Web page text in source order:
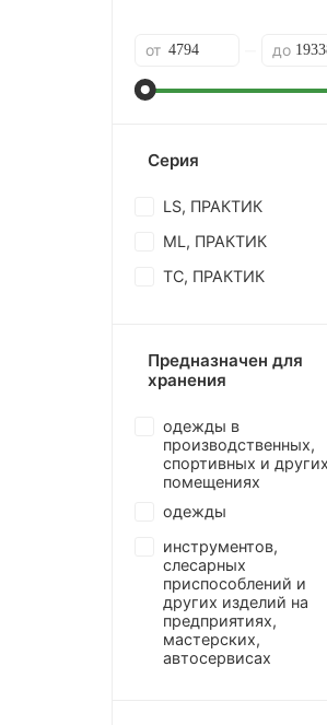
от до
Серия
LS, ПРАКТИК
ML, ПРАКТИК
TC, ПРАКТИК
Предназначен для
хранения
одежды в
производственных,
спортивных и других
помещениях
одежды
инструментов,
слесарных
приспособлений и
других изделий на
предприятиях,
мастерских,
автосервисах